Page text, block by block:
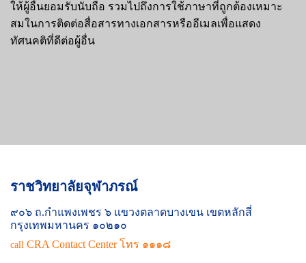
ให้ผู้อื่นยอมรับนับถือ รวมไปถึงการใช้ภาษาที่ถูกต้องเหมาะ
สมในการติดต่อสื่อสารทางเอกสารหรืออีเมลเพื่อแสดง
ทัศนคติที่ดีต่อผู้อื่น
ราชวิทยาลัยจุฬาภรณ์
๙๐๖ ถ.กำแพงเพชร ๖ แขวงตลาดบางเขน เขตหลักสี่
กรุงเทพมหานคร ๑๐๒๑๐
call CRA Contact Center โทร ๑๑๑๘